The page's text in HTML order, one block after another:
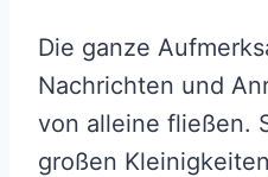
Die ganze
Nachrichten und
von alleine fließen.
großen